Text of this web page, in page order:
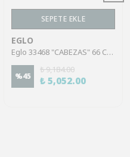
SEPETE EKLE
EGLO
Eglo 33468 "CABEZAS" 66 Cm Uzunluğunda Alüminyum Krom Duvar Tavan Armatürü
%45
₺ 9,184.00
₺ 5,052.00